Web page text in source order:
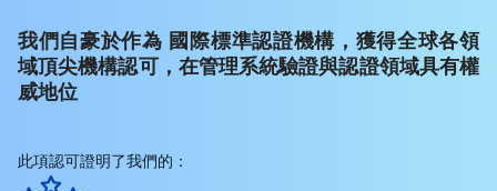
我們自豪於作為 國際標準認證機構，獲得全球各領
域頂尖機構認可，在管理系統驗證與認證領域具有權
威地位
此項認可證明了我們的：